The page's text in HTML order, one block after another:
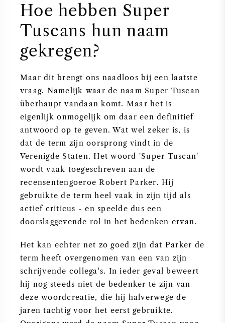
Hoe hebben Super
Tuscans hun naam
gekregen?
Maar dit brengt ons naadloos bij een laatste
vraag. Namelijk waar de naam Super Tuscan
überhaupt vandaan komt. Maar het is
eigenlijk onmogelijk om daar een definitief
antwoord op te geven. Wat wel zeker is, is
dat de term zijn oorsprong vindt in de
Verenigde Staten. Het woord 'Super Tuscan'
wordt vaak toegeschreven aan de
recensentengoeroe Robert Parker. Hij
gebruikte de term heel vaak in zijn tijd als
actief criticus - en speelde dus een
doorslaggevende rol in het bedenken ervan.
Het kan echter net zo goed zijn dat Parker de
term heeft overgenomen van een van zijn
schrijvende collega's. In ieder geval beweert
hij nog steeds niet de bedenker te zijn van
deze woordcreatie, die hij halverwege de
jaren tachtig voor het eerst gebruikte.